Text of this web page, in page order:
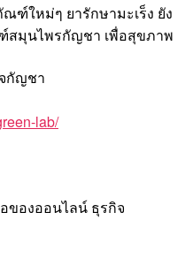
ฑ์ใหม่ๆ ยารักษามะเร็ง ยัง
สมุนไพรกัญชา เพื่อสุขภาพ
กัญชา
lab/
ของออนไลน์ ธุรกิจ